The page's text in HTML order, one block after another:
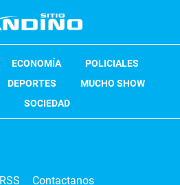
ECONOMÍA
POLICIALES
DEPORTES
MUCHO SHOW
SOCIEDAD
RSS Contactanos